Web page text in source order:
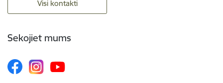
Visi kontakti
Sekojiet mums